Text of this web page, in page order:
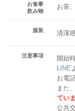
お食事
飲み物
お茶
服装 清潔
注意事項 開始
LINE
お電
また、
てい
公共